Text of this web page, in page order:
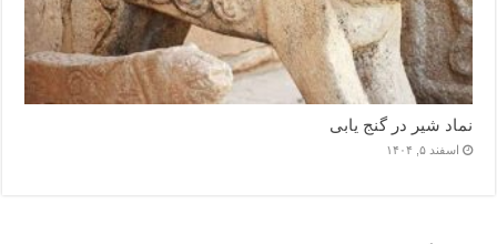
نماد شیر در گنج یابی
اسفند ۵, ۱۴۰۴